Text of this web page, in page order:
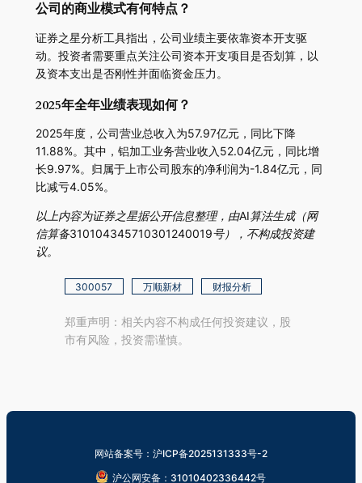
公司的商业模式有何特点？
证券之星分析工具指出，公司业绩主要依靠资本开支驱
动。投资者需要重点关注公司资本开支项目是否划算，以
及资本支出是否刚性并面临资金压力。
2025年全年业绩表现如何？
2025年度，公司营业总收入为57.97亿元，同比下降
11.88%。其中，铝加工业务营业收入52.04亿元，同比增
长9.97%。归属于上市公司股东的净利润为-1.84亿元，同
比减亏4.05%。
以上内容为证券之星据公开信息整理，由AI算法生成（网
信算备310104345710301240019号），不构成投资建
议。
300057 万顺新材 财报分析
郑重声明：相关内容不构成任何投资建议，股
市有风险，投资需谨慎。
网站备案号：沪ICP备2025131333号-2
沪公网安备：31010402336442号